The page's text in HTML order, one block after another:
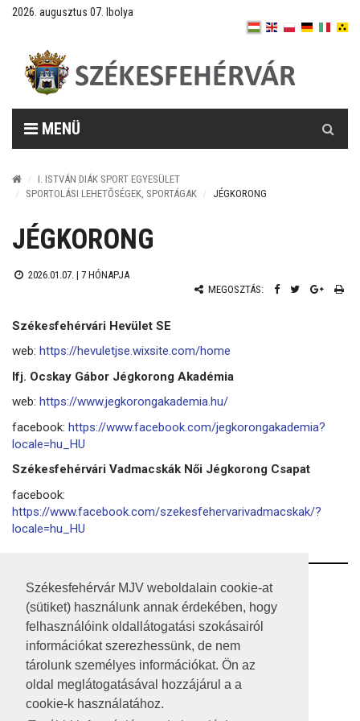
Székesfehérvár MJV weboldalain cookie-at
(sütiket) használunk annak érdekében, hogy
felhasználóink oldallátogatási szokásairól
információkat szerezhessünk, de nem
tárolunk személyes információkat. Ön az
oldal meglátogatásával hozzájárul a a
cookie-k használatához.
2026. augusztus 07. Ibolya
MENÜ
I. ISTVÁN DIÁK SPORT EGYESÜLET
SPORTOLÁSI LEHETŐSÉGEK, SPORTÁGAK
JÉGKORONG
JÉGKORONG
2026.01.07. | 7 HÓNAPJA
MEGOSZTÁS:
Székesfehérvári Hevület SE
web: https://hevuletjse.wixsite.com/home
Ifj. Ocskay Gábor Jégkorong Akadémia
web: https://www.jegkorongakademia.hu/
facebook: https://www.facebook.com/jegkorongakademia?
locale=hu_HU
Székesfehérvári Vadmacskák Női Jégkorong Csapat
facebook:
https://www.facebook.com/szekesfehervarivadmacskak/?
locale=hu_HU
RSS
A HONLAP 2017.03.31-I ÁLLAPOTA
JOGI NYILATKOZAT
IMPRESSZUM